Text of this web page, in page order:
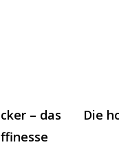
– das
Die